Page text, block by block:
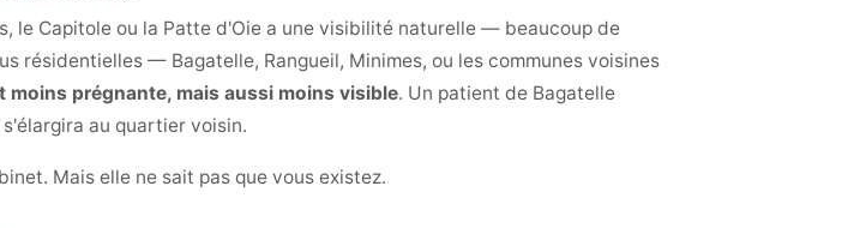
le Capitole ou la Patte d'Oie a une visibilité naturelle — beaucoup de
résidentielles — Bagatelle, Rangueil, Minimes, ou les communes voisines
moins prégnante, mais aussi moins visible. Un patient de Bagatelle
au quartier voisin.
Mais elle ne sait pas que vous existez.